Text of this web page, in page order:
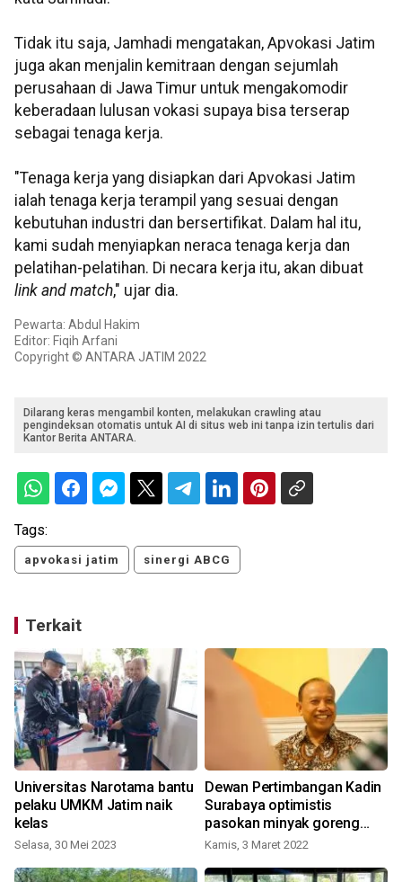
Tidak itu saja, Jamhadi mengatakan, Apvokasi Jatim
juga akan menjalin kemitraan dengan sejumlah
perusahaan di Jawa Timur untuk mengakomodir
keberadaan lulusan vokasi supaya bisa terserap
sebagai tenaga kerja.
"Tenaga kerja yang disiapkan dari Apvokasi Jatim
ialah tenaga kerja terampil yang sesuai dengan
kebutuhan industri dan bersertifikat. Dalam hal itu,
kami sudah menyiapkan neraca tenaga kerja dan
pelatihan-pelatihan. Di necara kerja itu, akan dibuat
link and match," ujar dia.
Pewarta: Abdul Hakim
Editor: Fiqih Arfani
Copyright © ANTARA JATIM 2022
Dilarang keras mengambil konten, melakukan crawling atau
pengindeksan otomatis untuk AI di situs web ini tanpa izin tertulis dari
Kantor Berita ANTARA.
Tags:
apvokasi jatim sinergi ABCG
Terkait
Universitas Narotama bantu
pelaku UMKM Jatim naik
kelas
Selasa, 30 Mei 2023
Dewan Pertimbangan Kadin
Surabaya optimistis
pasokan minyak goreng
lancar
Kamis, 3 Maret 2022